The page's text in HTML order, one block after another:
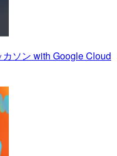
カソン with Google Cloud